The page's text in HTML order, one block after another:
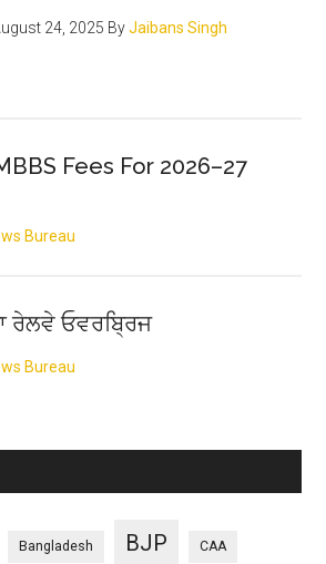
24, 2025 ByJaibans Singh
Fees For 2026–27
Bureau
ਰੇਲਵੇ ਓਵਰਬ੍ਰਿਜ
Bureau
Bangladesh BJP CAA